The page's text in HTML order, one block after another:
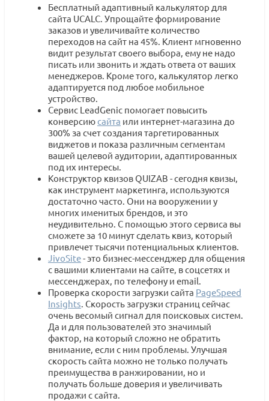
Бесплатный адаптивный калькулятор для
сайта UCALC. Упрощайте формирование
заказов и увеличивайте количество
переходов на сайт на 45%. Клиент мгновенно
видит результат своего выбора, ему не надо
писать или звонить и ждать ответа от ваших
менеджеров. Кроме того, калькулятор легко
адаптируется под любое мобильное
устройство.
Сервис LeadGenic помогает повысить
конверсиюсайта или интернет-магазина до
300% за счет создания таргетированных
виджетов и показа различным сегментам
вашей целевой аудитории, адаптированных
под их интересы.
Конструктор квизов QUIZAB - сегодня квизы,
как инструмент маркетинга, используются
достаточно часто. Они на вооружении у
многих именитых брендов, и это
неудивительно. С помощью этого сервиса вы
сможете за 10 минут сделать квиз, который
привлечет тысячи потенциальных клиентов.
JivoSite- это бизнес-мессенджер для общения
с вашими клиентами на сайте, в соцсетях и
мессенджерах, по телефону и email.
Проверка скорости загрузки сайта PageSpeed
Insights . Скорость загрузки страниц сейчас
очень весомый сигнал для поисковых систем.
Да и для пользователей это значимый
фактор, на который сложно не обратить
внимание, если с ним проблемы. Улучшая
скорость сайта можно не только получать
преимущества в ранжировании, но и
получать больше доверия и увеличивать
продажи с сайта.